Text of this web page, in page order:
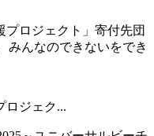
ロジェク...